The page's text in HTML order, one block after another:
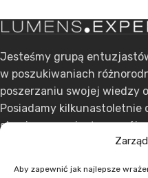
Aby zapewnić jak najlepsze
Jesteśmy grupą
w poszukiwaniach
poszerzaniu swojej wiedzy
Posiadamy kilkunastoletnie
stawiamy na ciągły rozwój.